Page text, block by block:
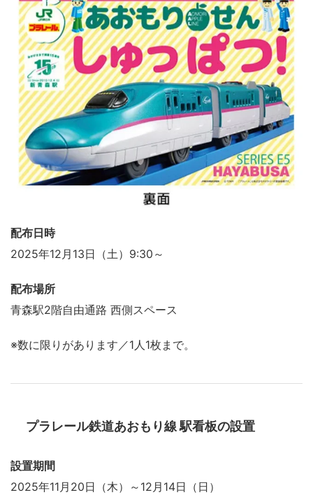
配布日時
2025年12月13日（土）9:30～
配布場所
青森駅2階自由通路 西側スペース
※数に限りがあります／1人1枚まで。
プラレール鉄道あおもり線 駅看板の設置
設置期間
2025年11月20日（木）～12月14日（日）